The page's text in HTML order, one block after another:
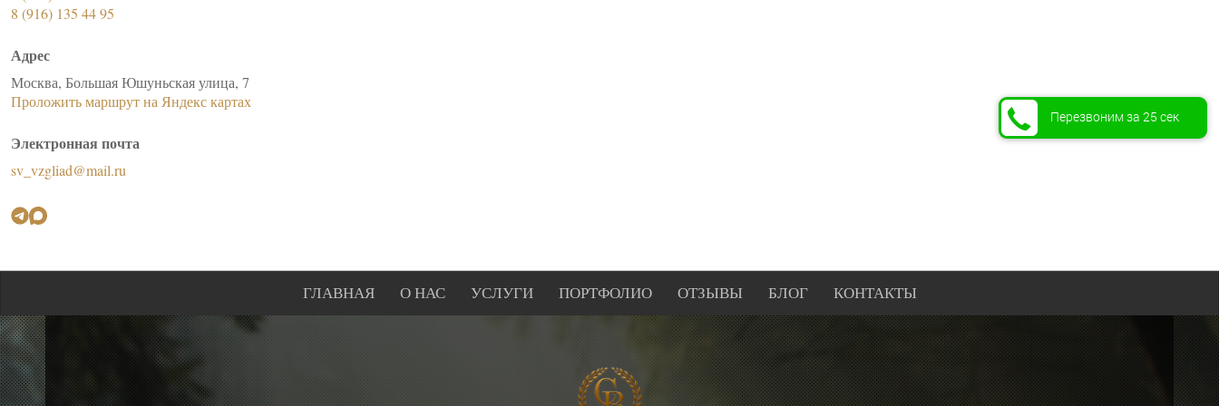
8 (916) 135 44 95
Адрес
Москва, Большая Юшуньская улица, 7
Проложить маршрут на Яндекс картах
Электронная почта
sv_vzgliad@mail.ru
ГЛАВНАЯ О НАС УСЛУГИ ПОРТФОЛИО ОТЗЫВЫ БЛОГ КОНТАКТЫ
Перезвоним за 25 сек